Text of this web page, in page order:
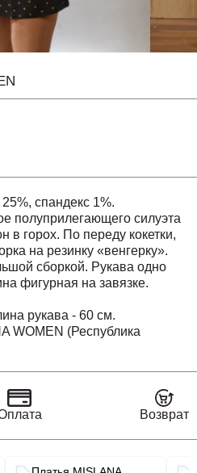
спандекс 1%.
полуприлегающего силуэта
в горох. По переду кокетки,
на резинку «венгерку».
сборкой. Рукава одно
фигурная на завязке.
рукава - 60 см.
WOMEN (Республика
Возврат